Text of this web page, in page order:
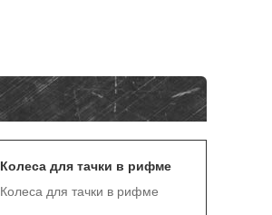
Колеса для тачки в рифме
Колеса для тачки в рифме